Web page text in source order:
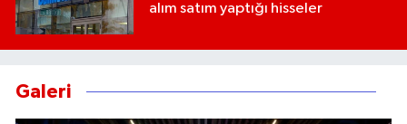
alım satım yaptığı hisseler
Galeri